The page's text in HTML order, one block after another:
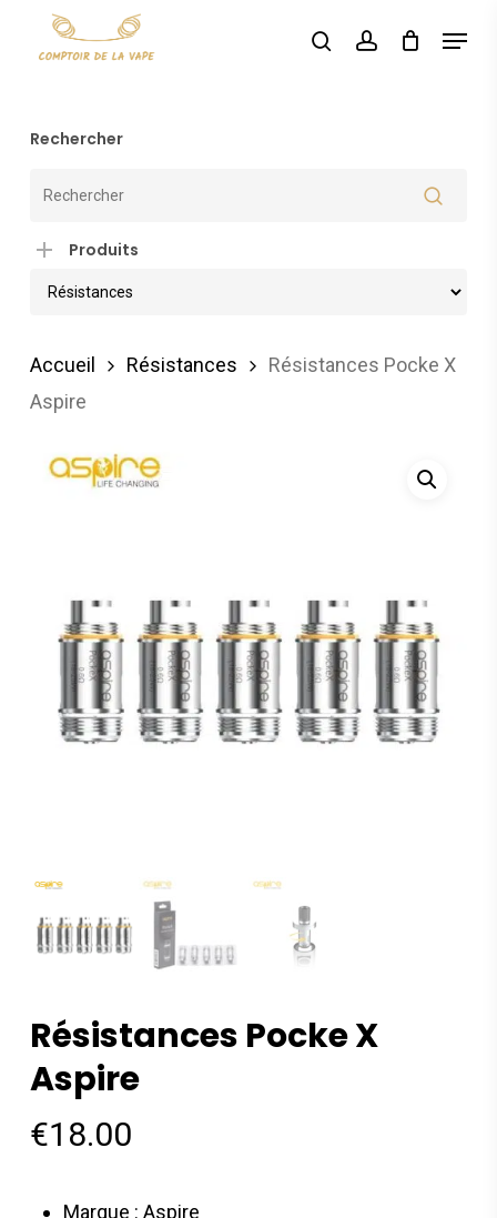
searchaccount
Menu
Rechercher
Produits
Accueil Résistances
Résistances Pocke X
Aspire
Résistances Pocke X
Aspire
€18.00
Marque : Aspire